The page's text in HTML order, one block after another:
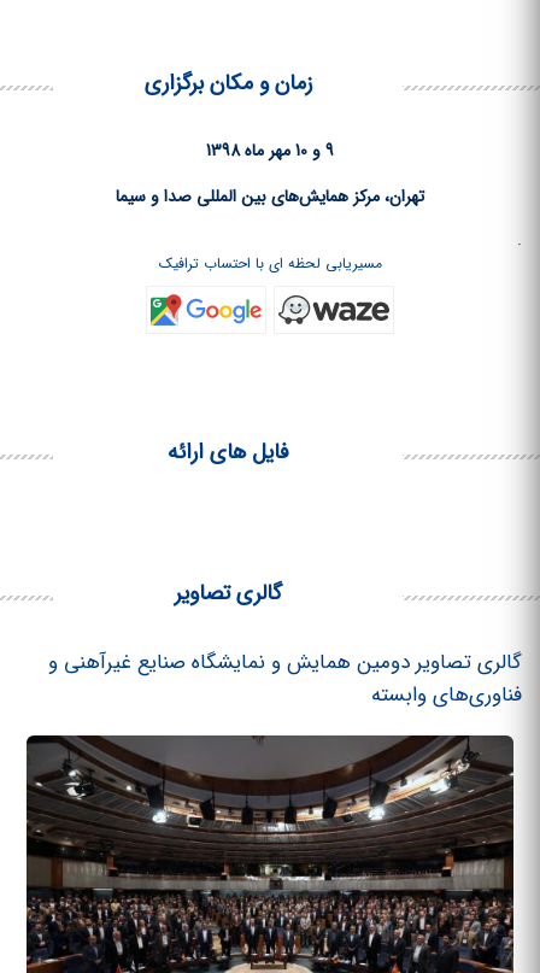
زمان و مکان برگزاری
9 و 10 مهر ماه 1398
تهران، مرکز همایش‌های بین المللی صدا و سیما
.
مسیریابی لحظه ای با احتساب ترافیک
فایل های ارائه
گالری تصاویر
گالری تصاویر دومین همایش و نمایشگاه صنایع غیرآهنی و
فناوری‌های وابسته